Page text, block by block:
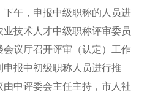
下午，申报中级职称的人员进
技术人才中级职称评审委员
议厅召开评审（认定）工作
报中初级职称人员进行推
中评委会主任主持，市人社